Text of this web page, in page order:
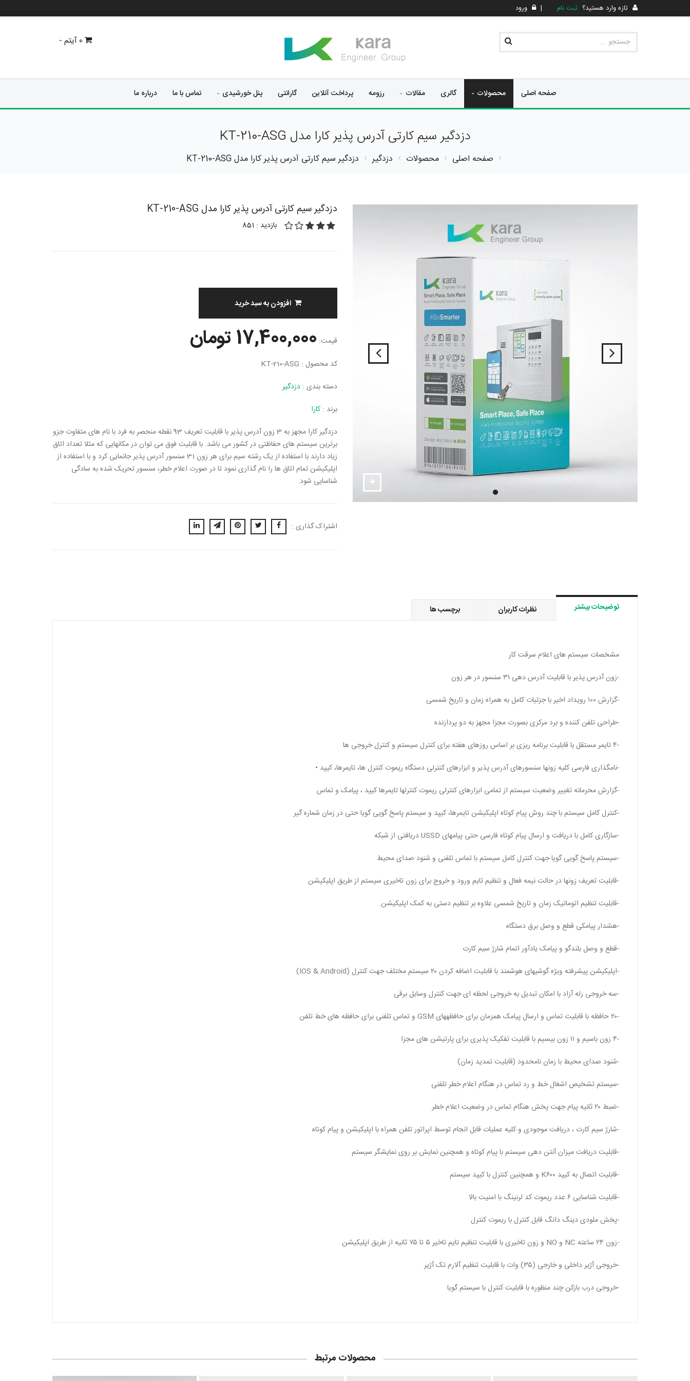
تازه وارد هستید؟ ثبت نام | ورود
0 آیتم -
صفحه اصلی محصولات گالری مقالات رزومه پرداخت آنلاین گارانتی پنل خورشیدی تماس با ما درباره ما
دزدگیر سیم کارتی آدرس پذیر کارا مدل KT-210-ASG
صفحه اصلی محصولات دزدگیر دزدگیر سیم کارتی آدرس پذیر کارا مدل KT-210-ASG
دزدگیر سیم کارتی آدرس پذیر کارا مدل KT-210-ASG
بازدید : 851
افزودن به سبد خرید
قیمت: 17,400,000 تومان
کد محصول : KT-210-ASG
دسته بندی : دزدگیر
برند : کارا
دزدگیر کارا مجهز به 3 زون آدرس پذیر با قابلیت تعریف 93 نقطه منحصر به فرد با نام های متفاوت جزو
برترین سیستم های حفاظتی در کشور می باشد. با قابلیت فوق می توان در مکانهایی که مثلا تعداد اتاق
زیاد دارند با استفاده از یک رشته سیم برای هر زون 31 سنسور آدرس پذیر جانمایی کرد و با استفاده از
اپلیکیشن تمام اتاق ها را نام گذاری نمود تا در صورت اعلام خطر، سنسور تحریک شده به سادگی
شناسایی شود.
اشتراک گذاری :
توضیحات بیشتر نظرات کاربران برچسب ها
مشخصات سیستم های اعلام سرقت کار
-زون آدرس پذیر با قابلیت آدرس دهی ۳۱ سنسور در هر زون
-گزارش ۱۰۰ رویداد اخیر با جزئیات کامل به همراه زمان و تاریخ شمسی
-طراحی تلفن کننده و برد مرکزی بصورت مجزا مجهز به دو پردازنده
-۴ تایمر مستقل با قابلیت برنامه ریزی بر اساس روزهای هفته برای کنترل سیستم و کنترل خروجی ها
-نامگذاری فارسی کلیه زونها سنسورهای آدرس پذیر و ابزارهای کنترلی دستگاه ریموت کنترل ها، تایمرها، کیپد •
-گزارش محرمانه تغییر وضعیت سیستم از تمامی ابزارهای کنترلی ریموت کنترلها تایمرها کیپد ، پیامک و تماس
-کنترل کامل سیستم با چند روش پیام کوتاه اپلیکیشن تایمرها، کیپد و سیستم پاسخ گویی گویا حتی در زمان شماره گیر
-سازگاری کامل با دریافت و ارسال پیام کوتاه فارسی حتی پیامهای USSD دریافتی از شبکه
-سیستم پاسخ گویی گویا جهت کنترل کامل سیستم با تماس تلفنی و شنود صدای محیط
-قابليت تعریف زونها در حالت نیمه فعال و تنظیم تایم ورود و خروج برای زون تاخیری سیستم از طریق اپلیکیشن
-قابلیت تنظیم اتوماتیک زمان و تاریخ شمسی علاوه بر تنظیم دستی به کمک اپلیکیشن.
-هشدار پیامکی قطع و وصل برق دستگاه
-قطع و وصل بلندگو و پیامک یادآور اتمام شارژ سیم کارت
-اپلیکیشن پیشرفته ویژه گوشیهای هوشمند با قابلیت اضافه کردن ۲۰ سیستم مختلف جهت کنترل (IOS & Android)
-سه خروجی رله آزاد با امکان تبدیل به خروجی لحظه ای جهت کنترل وسایل برقی
-۲۰ حافظه با قابلیت تماس و ارسال پیامک همزمان برای حافظههای GSM و تماس تلفنی برای حافظه های خط تلفن
-۴ زون باسیم و ۱۱ زون بیسیم با قابلیت تفکیک پذیری برای پارتیشن های مجزا
-شنود صدای محیط با زمان نامحدود (قابلیت تمدید زمان)
-سیستم تشخیص اشغال خط و رد تماس در هنگام اعلام خطر تلفنی
-ضبط ۲۰ ثانیه پیام جهت پخش هنگام تماس در وضعیت اعلام خطر
-شارژ سیم کارت ، دریافت موجودی و کلیه عملیات قابل انجام توسط اپراتور تلفن همراه با اپلیکیشن و پیام کوتاه
-قابلیت دریافت میزان آنتن دهی سیستم با پیام کوتاه و همچنین نمایش بر روی نمایشگر سیستم
-قابلیت اتصال به کیپد K۶۰۰ و همچنین کنترل با کیپد سیستم
-قابلیت شناسایی ۶ عدد ریموت کد لرنینگ با امنیت بالا
-پخش ملودی دینگ دانگ قابل کنترل با ریموت کنترل
-زون ۲۴ ساعته NC و NO و زون تاخیری با قابلیت تنظیم تایم تاخیر ۵ تا ۷۵ ثانیه از طریق اپلیکیشن
-خروجی آژیر داخلی و خارجی (۳۵) وات با قابلیت تنظیم آلارم تک آژیر
-خروجی درب بازکن چند منظوره با قابلیت کنترل با سیستم گویا
محصولات مرتبط